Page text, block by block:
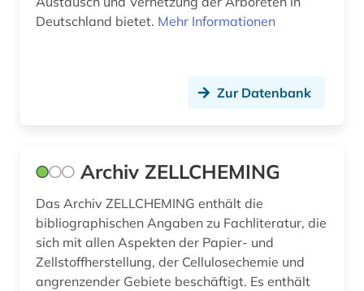
hochschullehre (1)
hydrobiologie (1)
hydrologie (1)
illustration (1)
Deutschland bietet. Mehr Informationen
Zur Datenbank
Archiv ZELLCHEMING
Das Archiv ZELLCHEMING enthält die
bibliographischen Angaben zu Fachliteratur, die
sich mit allen Aspekten der Papier- und
Zellstoffherstellung, der Cellulosechemie und
angrenzender Gebiete beschäftigt. Es enthält